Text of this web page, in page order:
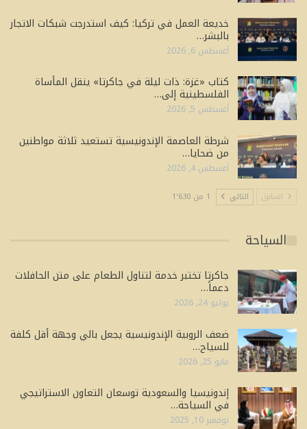
خديعة العمل في تركيا: كيف استدرجت شبكات الاتجار
بالبشر…
أغسطس 6, 2026
كتاب «غزة: ذات ليلة في جاكرتا» ينقل المأساة
الفلسطينية إلى…
أغسطس 5, 2026
شرطة العاصمة الإندونيسية تستعيد ثلاثة مواطنين
من ضحايا…
أغسطس 4, 2026
السابق التالي 1 من 1٬630
السياحة
جاكرتا تختبر خدمة لتناول الطعام على متن الحافلات
دعماً…
يوليو 24, 2026
ضعف الروبية الإندونيسية يجعل بالي وجهة أقل كلفة
للسياح…
مايو 25, 2026
إندونيسيا والسعودية توسعان التعاون الاستراتيجي
في السياحة…
نوفمبر 10, 2025